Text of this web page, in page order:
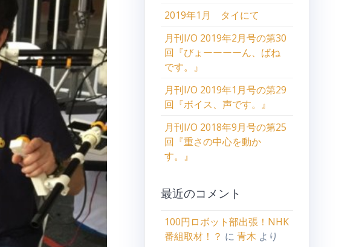
2019年1月 タイにて
月刊I/O 2019年2月号の第30
回『びょーーーーん、ばね
です。』
月刊I/O 2019年1月号の第29
回『ボイス、声です。』
月刊I/O 2018年9月号の第25
回『重さの中心を動か
す。』
最近のコメント
100円ロボット部出張！NHK
番組取材！？ に青木 より